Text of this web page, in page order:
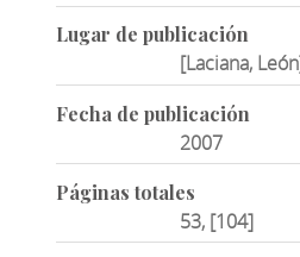
Lugar de publicación
[Laciana,
Fecha de publicación
2007
Páginas totales
53, [104]